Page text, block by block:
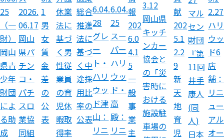
25
（一
財）
岡山
県青
少年
財団
によ
る助
成
2026.
06.17
岡山
県パ
チン
コ・
パチ
スロ
業協
同組
1
男
女
賃
金
差
の
公
表
休業
法に
基づ
く男
性従
業員
の育
児休
暇取
得率
総合
推進
法に
基づ
く中
途採
用比
率の
公表
6.04.
28
グレ
ー
ト・
ハリ
ウッ
ド津
山：
リニ
6.04.
25
スー
パー
ハリ
ウッ
ド・
高
殿：
リニ
報
202
6.0
4.1
5
一
般
事
業
主
3.12
岡山県
キッチ
ンカー
協会と
の「災
害時に
おける
施設駐
車場の
献
202
5.1
2.2
9
新
天
地
育
児
マル
セン
財団
『第
11回
井手
康人
(同
人)
日本
2.27
ハリ
ウッ
ド6
店
舗：
リニ
ュー
アル
オー